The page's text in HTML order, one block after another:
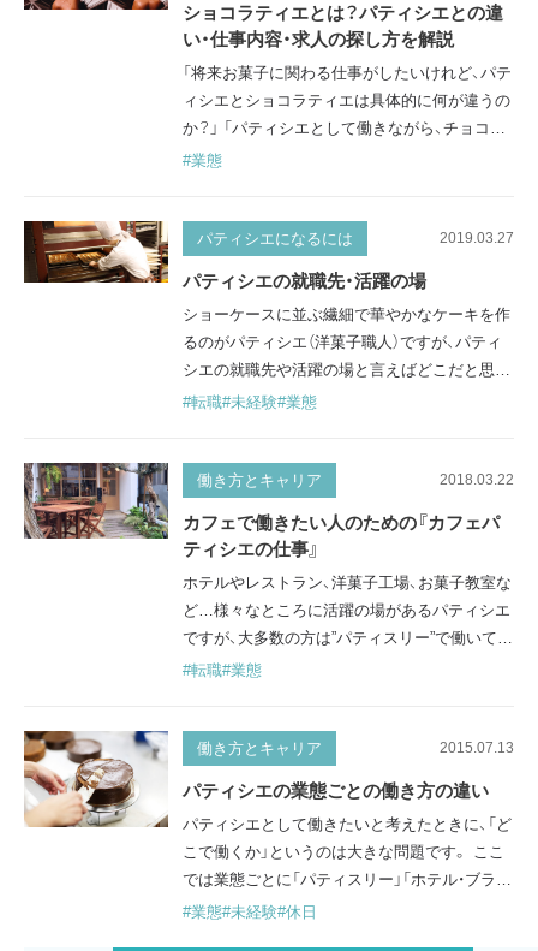
オーナーシェフが製造から経営まで一人でこな
している小さいお店もあれば…
ショコラティエとは？パティシエとの違
い・仕事内容・求人の探し方を解説
「将来お菓子に関わる仕事がしたいけれど、パテ
ィシエとショコラティエは具体的に何が違うの
か？」 「パティシエとして働きながら、チョコレ
ートの仕事にも挑戦してみたい。実際の仕事内
人のことです。パティシエの仕事の中でも、カ
考えると分かりやすいでしょう。 製菓業界を目
指す学生や、すでにパティス…
#業態
パティシエになるには 2019.03.27
パティシエの就職先・活躍の場
ショーケースに並ぶ繊細で華やかなケーキを作
るのがパティシエ（洋菓子職人）ですが、パティ
シエの就職先や活躍の場と言えばどこだと思い
ますか？ おそらく、多くの方がパティスリー（洋
ーカーなど、さまざまな場所で幅広く活躍して
どのように働いているか紹介します。 洋菓子
店、パティスリー 多くのパテ…
#転職#未経験#業態
働き方とキャリア 2018.03.22
カフェで働きたい人のための『カフェパ
ティシエの仕事』
ホテルやレストラン、洋菓子工場、お菓子教室な
ど…様々なところに活躍の場があるパティシエ
ですが、大多数の方は”パティスリー”で働いてい
ると思います。美味しいお菓子が好き、美しい
の勤務形態、なかなか上がらないお給料など…
い」と考えてしまうこともあるかもしれませ
ん。 その影響でパティスリーではな…
#転職#業態
働き方とキャリア 2015.07.13
パティシエの業態ごとの働き方の違い
パティシエとして働きたいと考えたときに、「ど
こで働くか」というのは大きな問題です。 ここ
では業態ごとに「パティスリー」「ホテル・ブライ
ダル」「レストラン」「工房」の4種類について、そ
#業態#未経験#休日